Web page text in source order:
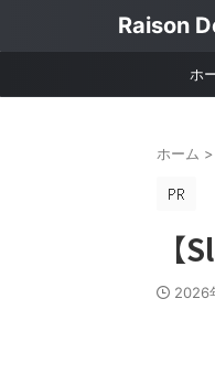
Raison
ホ
ホーム >
【
2026